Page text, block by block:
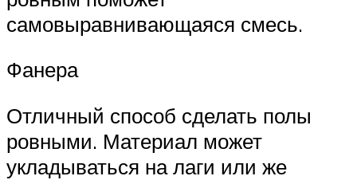
самовыравнивающаяся смесь.
Фанера
Отличный способ сделать полы
ровными. Материал может
укладываться на лаги или же